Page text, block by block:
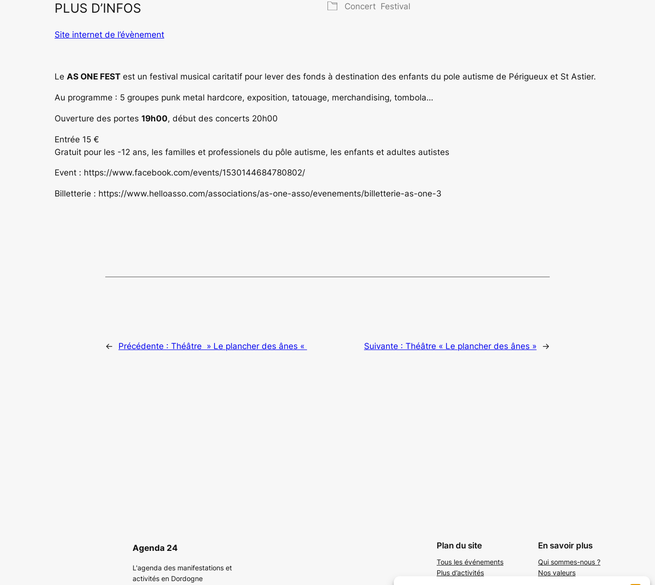
PLUS D’INFOS
Site internet de l’évènement
Concert Festival
Le AS ONE FEST est un festival musical caritatif pour lever des fonds à destination des enfants du pole autisme de Périgueux et St Astier.
Au programme : 5 groupes punk metal hardcore, exposition, tatouage, merchandising, tombola…
Ouverture des portes 19h00, début des concerts 20h00
Entrée 15 €
Gratuit pour les -12 ans, les familles et professionels du pôle autisme, les enfants et adultes autistes
Event : https://www.facebook.com/events/1530144684780802/
Billetterie : https://www.helloasso.com/associations/as-one-asso/evenements/billetterie-as-one-3
← Précédente : Théâtre » Le plancher des ânes « Suivante : Théâtre « Le plancher des ânes » →
Agenda 24
L'agenda des manifestations et
activités en Dordogne
Plan du site
Tous les événements
Plus d’activités
En savoir plus
Qui sommes-nous ?
Nos valeurs